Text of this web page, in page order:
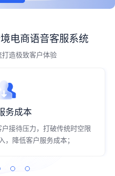
电商语音客服系统
造极致客户体验
配置，支持支持实时双向音视频、
富媒体功能，线上一站式完成业务